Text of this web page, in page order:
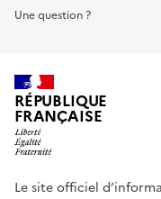
Une question ?
RÉPUBLIQUE
FRANÇAISE
Le site officiel